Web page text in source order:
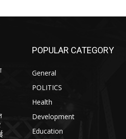
POPULAR CATEGORY
General
POLITICS
Health
Development
Education